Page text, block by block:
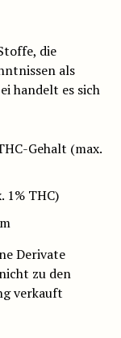
die
als
handelt es sich
Gehalt (max.
1% THC)
Derivate
zu den
verkauft